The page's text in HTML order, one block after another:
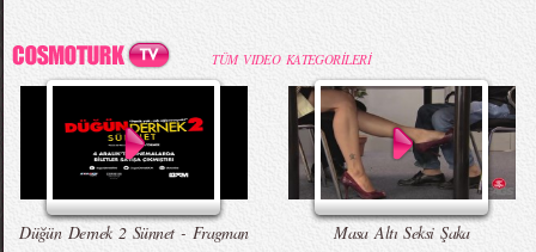
TÜM VIDEO KATEGORİLERİ
Düğün Dernek 2 Sünnet - Fragman Masa Altı Seksi Şaka